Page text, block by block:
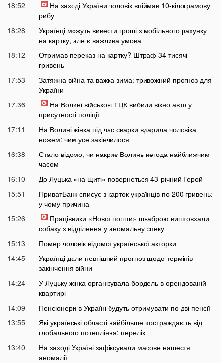
18:52
На заході України чоловік впіймав 10-кілограмову
рибу
18:28
Українці можуть вивести гроші з мобільного рахунку
на картку, але є важлива умова
18:12
Отримав переказ на картку? Штраф 34 тисячі
гривень
17:53
Затяжна війна та важка зима: тривожний прогноз для
України
17:36
На Волині військові ТЦК вибили вікно авто у
присутності поліції
17:11
На Волині жінка під час сварки вдарила чоловіка
ножем: чим усе закінчилося
16:38
Стало відомо, чи накриє Волинь негода найближчим
часом
16:10
До Луцька «на щиті» повернеться 43-річний Герой
15:51
ПриватБанк списує з карток українців по 200 гривень:
у чому причина
15:26
Працівники «Нової пошти» шваброю виштовхали
собаку з відділення у аномальну спеку
15:13
Помер чоловік відомої української акторки
14:45
Українці дали невтішний прогноз щодо термінів
закінчення війни
14:24
У Луцьку жінка організувала бордель в орендованій
квартирі
14:09
Пенсіонери в Україні будуть отримувати по дві пенсії
13:55
Які українські області найбільше постраждають від
глобального потепління: перелік
13:40
На заході Україні зафіксували масове нашестя
аномалії